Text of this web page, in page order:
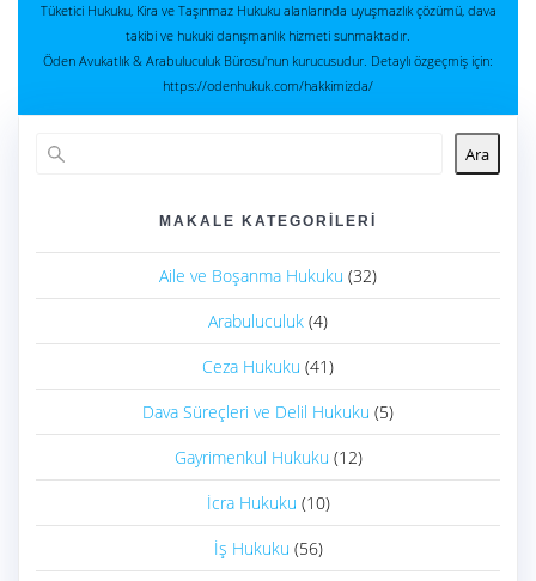
Tüketici Hukuku, Kira ve Taşınmaz Hukuku alanlarında uyuşmazlık çözümü, dava
takibi ve hukuki danışmanlık hizmeti sunmaktadır.
Öden Avukatlık & Arabuluculuk Bürosu'nun kurucusudur. Detaylı özgeçmiş için:
https://odenhukuk.com/hakkimizda/
Ara
MAKALE KATEGORILERI
Aile ve Boşanma Hukuku (32)
Arabuluculuk (4)
Ceza Hukuku (41)
Dava Süreçleri ve Delil Hukuku (5)
Gayrimenkul Hukuku (12)
İcra Hukuku (10)
İş Hukuku (56)